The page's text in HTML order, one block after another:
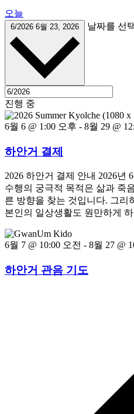
오늘
6/2026 6월 23, 2026 날짜를 선
진행 중
6월 6 @ 1:00 오후 - 8월 29 @
하안거 결제
2026 하안거 결제 안내 2026년
수행의 궁극적 목적은 삶과 죽
른 방향을 찾는 것입니다. 그리
본인의 일상생활도 원만하게
6월 7 @ 10:00 오전 - 8월 27 @
하안거 관음 기도